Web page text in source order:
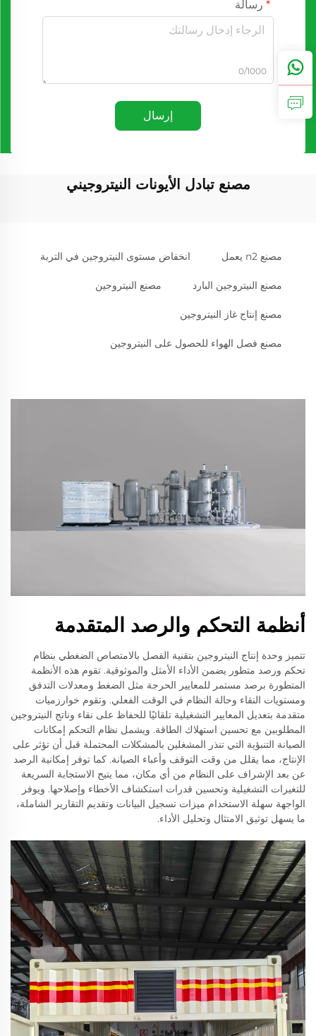
رسالة
0/1000
إرسال
مصنع تبادل الأيونات النيتروجيني
مصنع n2 يعمل انخفاض مستوى النيتروجين في التربة
مصنع النيتروجين البارد مصنع النيتروجين
مصنع إنتاج غاز النيتروجين
مصنع فصل الهواء للحصول على النيتروجين
أنظمة التحكم والرصد المتقدمة
تتميز وحدة إنتاج النيتروجين بتقنية الفصل بالامتصاص الضغطي بنظام
تحكم ورصد متطور يضمن الأداء الأمثل والموثوقية. تقوم هذه الأنظمة
المتطورة برصد مستمر للمعايير الحرجة مثل الضغط ومعدلات التدفق
ومستويات النقاء وحالة النظام في الوقت الفعلي. وتقوم خوارزميات
متقدمة بتعديل المعايير التشغيلية تلقائيًا للحفاظ على نقاء وناتج النيتروجين
المطلوبين مع تحسين استهلاك الطاقة. ويشمل نظام التحكم إمكانات
الصيانة التنبؤية التي تنذر المشغلين بالمشكلات المحتملة قبل أن تؤثر على
الإنتاج، مما يقلل من وقت التوقف وأعباء الصيانة. كما توفر إمكانية الرصد
عن بعد الإشراف على النظام من أي مكان، مما يتيح الاستجابة السريعة
للتغيرات التشغيلية وتحسين قدرات استكشاف الأخطاء وإصلاحها. ويوفر
الواجهة سهلة الاستخدام ميزات تسجيل البيانات وتقديم التقارير الشاملة،
ما يسهل توثيق الامتثال وتحليل الأداء.